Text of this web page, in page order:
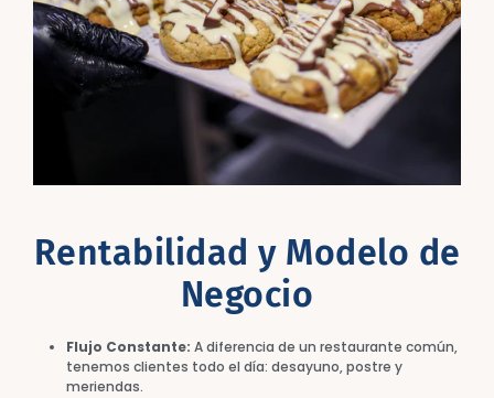
Rentabilidad y Modelo de
Negocio
Flujo Constante: A diferencia de un restaurante común,
tenemos clientes todo el día: desayuno, postre y
meriendas.